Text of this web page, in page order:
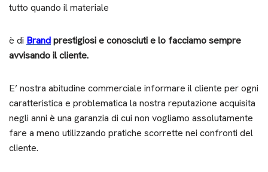
tutto quando il materiale
è di Brandprestigiosi e conosciuti e lo facciamo sempre
avvisando il cliente.
E’ nostra abitudine commerciale informare il cliente per ogni
caratteristica e problematica la nostra reputazione acquisita
negli anni è una garanzia di cui non vogliamo assolutamente
fare a meno utilizzando pratiche scorrette nei confronti del
cliente.